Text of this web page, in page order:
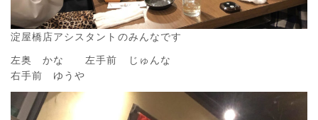
淀屋橋店アシスタントのみんなです
左奥 かな 左手前 じゅんな
右手前 ゆうや